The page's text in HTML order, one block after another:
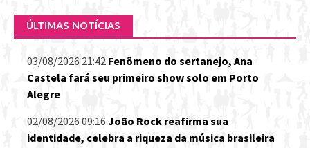
ÚLTIMAS NOTÍCIAS
03/08/2026 21:42 Fenômeno do sertanejo, Ana
Castela fará seu primeiro show solo em Porto
Alegre
02/08/2026 09:16 João Rock reafirma sua
identidade, celebra a riqueza da música brasileira